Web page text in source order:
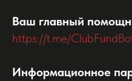
Ваш главный
https://t.me/
Информационное